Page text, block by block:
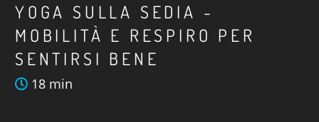
YOGA SULLA SEDIA -
MOBILITÀ E RESPIRO PER
SENTIRSI BENE
18 min